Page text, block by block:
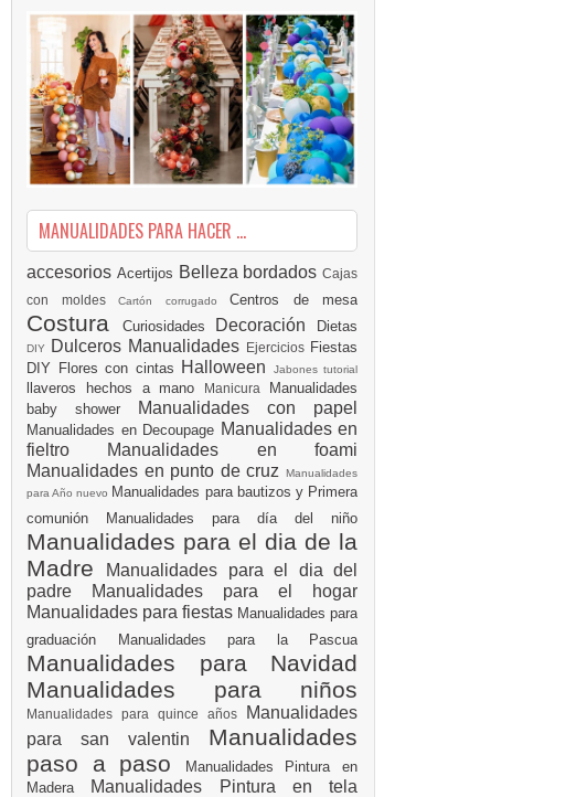
MANUALIDADES PARA HACER ...
accesorios Acertijos Belleza bordados Cajas
con moldes Cartón corrugado Centros de mesa
Costura Curiosidades Decoración Dietas
DIY Dulceros Manualidades Ejercicios Fiestas
DIY Flores con cintas Halloween Jabones tutorial
llaveros hechos a mano Manicura Manualidades
baby shower
Manualidades con papel
Manualidades en Decoupage Manualidades en
fieltro Manualidades en foami
Manualidades en punto de cruz
Manualidades
para Año nuevo Manualidades para bautizos y Primera
comunión Manualidades para día del niño
Manualidades para el dia de la
Madre
Manualidades para el dia del
padre
Manualidades para el hogar
Manualidades para fiestas Manualidades para
graduación Manualidades para la Pascua
Manualidades para Navidad
Manualidades para niños
Manualidades para quince años
Manualidades
para san valentin Manualidades
paso a paso
Manualidades Pintura en
Madera
Manualidades Pintura en tela